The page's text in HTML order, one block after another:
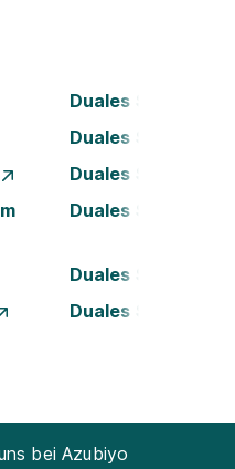
Duales Studium
Duales Studium
Duales Studium
Duales Studium
Duales Studium
Duales Studium
bei Azubiyo